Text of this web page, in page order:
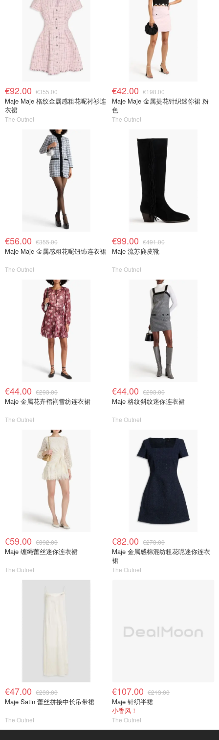
€92.00 €355.00
Maje Maje 格纹金属感粗花呢衬衫连
衣裙
The Outnet
€42.00 €198.00
Maje Maje 金属提花针织迷你裙 粉
色
The Outnet
€56.00 €355.00
Maje Maje 金属感粗花呢钮饰连衣裙
The Outnet
€99.00 €491.00
Maje 流苏麂皮靴
The Outnet
€44.00 €293.00
Maje 金属花卉褶裥雪纺连衣裙
The Outnet
€44.00 €293.00
Maje 格纹斜纹迷你连衣裙
The Outnet
€59.00 €392.00
Maje 缠绳蕾丝迷你连衣裙
The Outnet
€82.00 €273.00
Maje 金属感棉混纺粗花呢迷你连衣
裙
The Outnet
€47.00 €233.00
Maje Satin 蕾丝拼接中长吊带裙
The Outnet
€107.00 €213.00
Maje 针织半裙
小香风！
The Outnet